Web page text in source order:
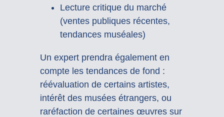
Lecture critique du marché
(ventes publiques récentes,
tendances muséales)
Un expert prendra également en
compte les tendances de fond :
réévaluation de certains artistes,
intérêt des musées étrangers, ou
raréfaction de certaines œuvres sur